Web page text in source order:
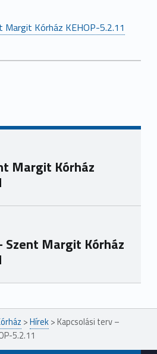
Kórház KEHOP-5.2.11
Margit Kórház
Szent Margit Kórház
>Hírek> Kapcsolási terv –
5.2.11